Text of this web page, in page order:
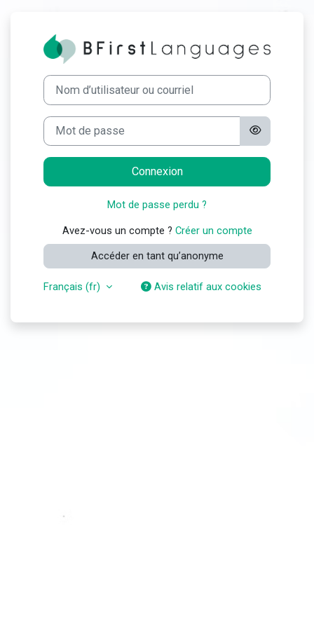
Connexion à B
Procédure de création de compte
Nom d’utilisateur ou courriel
Mot de passe
Connexion
Mot de passe perdu ?
Avez-vous un compte ? Créer un compte
Accéder en tant qu’anonyme
Français ‎(fr)‎ Avis relatif aux cookies